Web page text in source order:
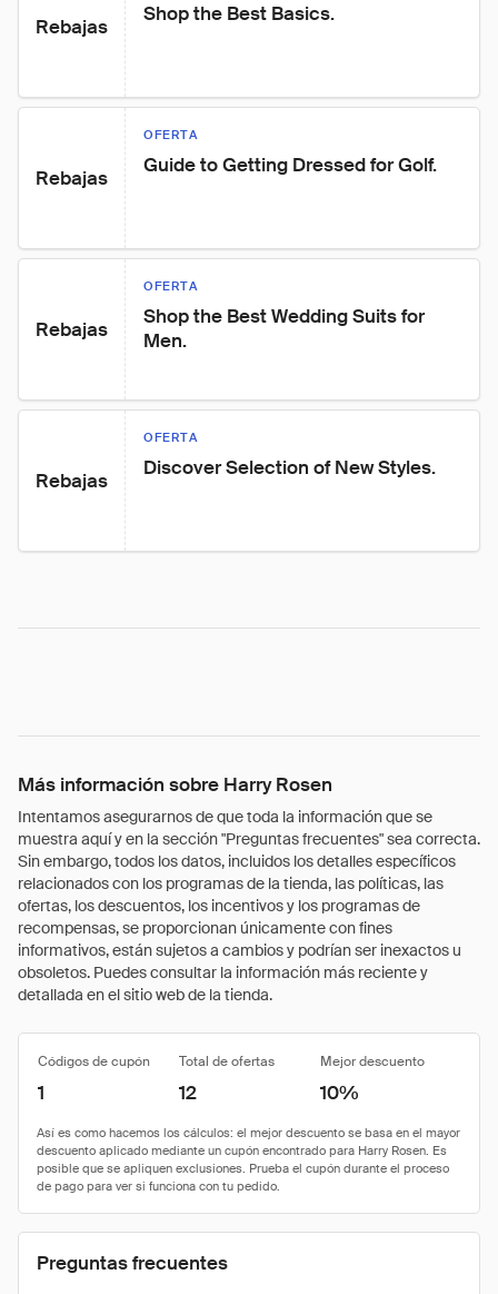
Rebajas
Shop the Best Basics.
Rebajas
OFERTA
Guide to Getting Dressed for Golf.
Rebajas
OFERTA
Shop the Best Wedding Suits for
Men.
Rebajas
OFERTA
Discover Selection of New Styles.
Más información sobre Harry Rosen
Intentamos asegurarnos de que toda la información que se
muestra aquí y en la sección "Preguntas frecuentes" sea correcta.
Sin embargo, todos los datos, incluidos los detalles específicos
relacionados con los programas de la tienda, las políticas, las
ofertas, los descuentos, los incentivos y los programas de
recompensas, se proporcionan únicamente con fines
informativos, están sujetos a cambios y podrían ser inexactos u
obsoletos. Puedes consultar la información más reciente y
detallada en el sitio web de la tienda.
Códigos de cupón Total de ofertas Mejor descuento
1 12 10%
Preguntas frecuentes